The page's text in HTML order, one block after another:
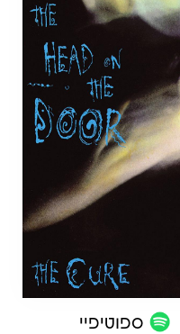
ספוטיפיי